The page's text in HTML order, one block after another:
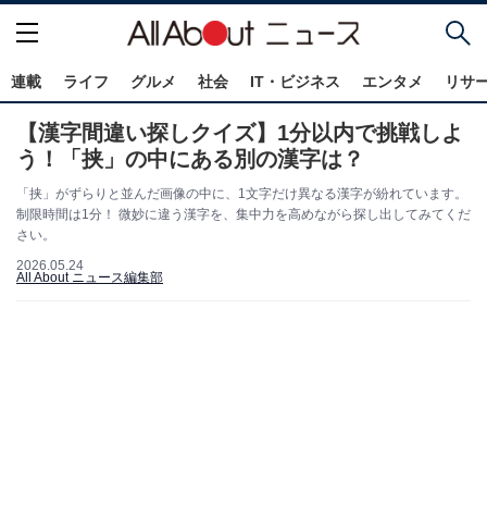
連載 ライフ グルメ 社会 IT・ビジネス エンタメ リサ
【漢字間違い探しクイズ】1分以内で挑戦しよ
う！「挟」の中にある別の漢字は？
「挟」がずらりと並んだ画像の中に、1文字だけ異なる漢字が紛れています。
制限時間は1分！ 微妙に違う漢字を、集中力を高めながら探し出してみてくだ
さい。
2026.05.24
All About ニュース編集部